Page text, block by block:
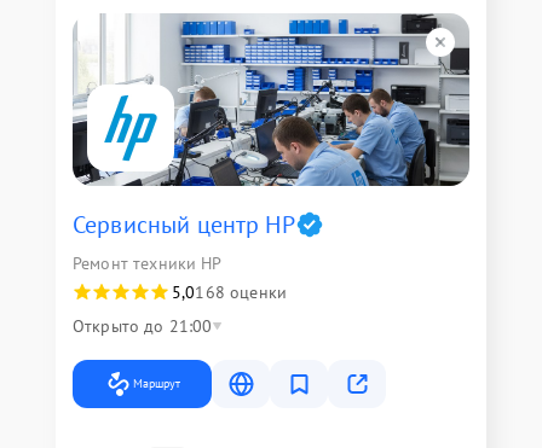
Сервисный центр HP
Ремонт техники HP
5,0168 оценки
Открыто до 21:00
Маршрут